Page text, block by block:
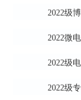
2022级
2022微
2022级
2022级